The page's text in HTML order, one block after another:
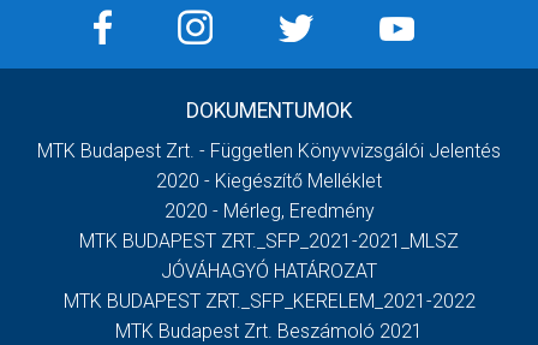
DOKUMENTUMOK
MTK Budapest Zrt. - Független Könyvvizsgálói Jelentés
2020 - Kiegészítő Melléklet
2020 - Mérleg, Eredmény
MTK BUDAPEST ZRT._SFP_2021-2021_MLSZ
JÓVÁHAGYÓ HATÁROZAT
MTK BUDAPEST ZRT._SFP_KERELEM_2021-2022
MTK Budapest Zrt. Beszámoló 2021